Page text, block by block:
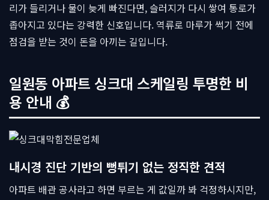
리가 들리거나 물이 늦게 빠진다면, 슬러지가 다시 쌓여 통로가
좁아지고 있다는 강력한 신호입니다. 역류로 마루가 썩기 전에
점검을 받는 것이 돈을 아끼는 길입니다.
일원동 아파트 싱크대 스케일링 투명한 비
용 안내 💰
내시경 진단 기반의 뻥튀기 없는 정직한 견적
아파트 배관 공사라고 하면 부르는 게 값일까 봐 걱정하시지만,